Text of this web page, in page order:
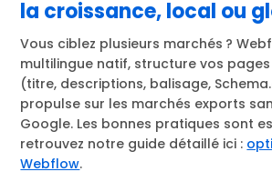
la croissance, local ou
Vous ciblez plusieurs marchés ?
multilingue natif, structure vos pages
(titre, descriptions, balisage,
propulse sur les marchés exports
Google. Les bonnes pratiques sont
retrouvez notre guide détaillé ici :
Webflow.